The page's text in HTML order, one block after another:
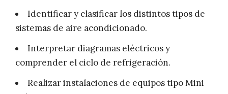
Identificar y clasificar los distintos tipos de
sistemas de aire acondicionado.
Interpretar diagramas eléctricos y
comprender el ciclo de refrigeración.
Realizar instalaciones de equipos tipo Mini